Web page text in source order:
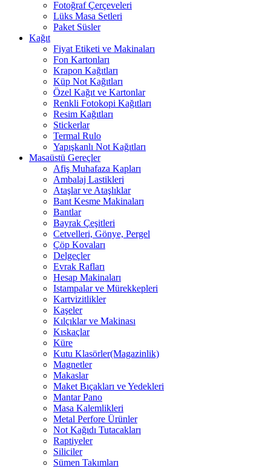
Fotoğraf Çerçeveleri
Lüks Masa Setleri
Paket Süsler
Kağıt
Fiyat Etiketi ve Makinaları
Fon Kartonları
Krapon Kağıtları
Küp Not Kağıtları
Özel Kağıt ve Kartonlar
Renkli Fotokopi Kağıtları
Resim Kağıtları
Stickerlar
Termal Rulo
Yapışkanlı Not Kağıtları
Masaüstü Gereçler
Afiş Muhafaza Kapları
Ambalaj Lastikleri
Ataşlar ve Ataşlıklar
Bant Kesme Makinaları
Bantlar
Bayrak Çeşitleri
Cetvelleri, Gönye, Pergel
Çöp Kovaları
Delgeçler
Evrak Rafları
Hesap Makinaları
Istampalar ve Mürekkepleri
Kartvizitlikler
Kaşeler
Kılçıklar ve Makinası
Kıskaçlar
Küre
Kutu Klasörler(Magazinlik)
Magnetler
Makaslar
Maket Bıçakları ve Yedekleri
Mantar Pano
Masa Kalemlikleri
Metal Perfore Ürünler
Not Kağıdı Tutacakları
Raptiyeler
Siliciler
Sümen Takımları